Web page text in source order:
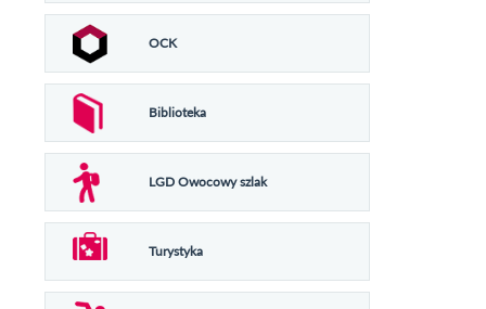
OCK
Biblioteka
LGD Owocowy szlak
Turystyka